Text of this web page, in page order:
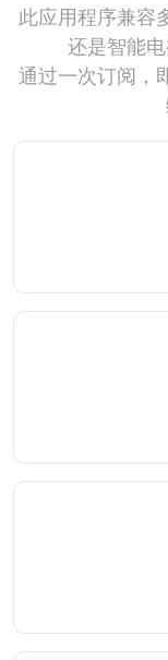
此应用程序兼容
还是智能
通过一次订阅，